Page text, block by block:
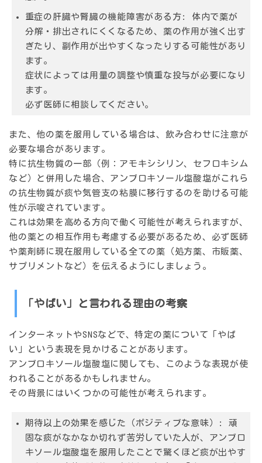
重症の肝臓や腎臓の機能障害がある方:
体内で薬が
分解・排出されにくくなるため、薬の作用が強く出す
ぎたり、副作用が出やすくなったりする可能性があり
ます。
症状によっては用量の調整や慎重な投与が必要になり
ます。
必ず医師に相談してください。
また、他の薬を服用している場合は、飲み合わせに注意が
必要な場合があります。
特に抗生物質の一部（例：アモキシシリン、セフロキシム
など）と併用した場合、アンブロキソール塩酸塩がこれら
の抗生物質が痰や気管支の粘膜に移行するのを助ける可能
性が示唆されています。
これは効果を高める方向で働く可能性が考えられますが、
他の薬との相互作用も考慮する必要があるため、必ず医師
や薬剤師に現在服用している全ての薬（処方薬、市販薬、
サプリメントなど）を伝えるようにしましょう。
「やばい」と言われる理由の考察
インターネットやSNSなどで、特定の薬について「やば
い」という表現を見かけることがあります。
アンブロキソール塩酸塩に関しても、このような表現が使
われることがあるかもしれません。
その背景にはいくつかの可能性が考えられます。
期待以上の効果を感じた（ポジティブな意味）:
頑
固な痰がなかなか切れず苦労していた人が、アンブロ
キソール塩酸塩を服用したことで驚くほど痰が出やす